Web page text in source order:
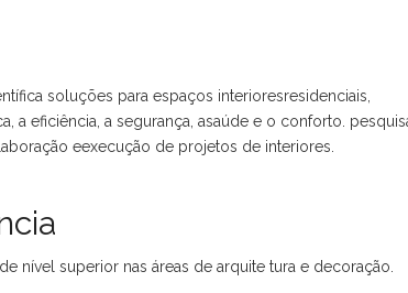
soluções para espaços interioresresidenciais,
a eficiência, a segurança, asaúde e o conforto.
eexecução de projetos de interiores.
nível superior nas áreas de arquite tura e decoração.